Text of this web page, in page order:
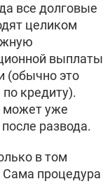
все долговые
целиком
выплаты
(обычно это
кредиту).
может уже
развода.
в том
Сама процедура